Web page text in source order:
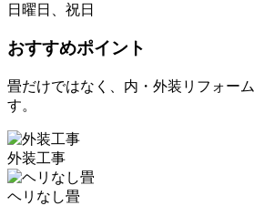
日曜日、祝日
おすすめポイント
畳だけではなく、内・外装リフォー
す。
外装工事
ヘリなし畳